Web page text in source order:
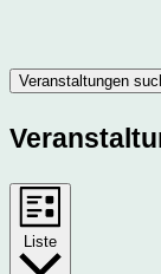
Veranstaltungen
Liste